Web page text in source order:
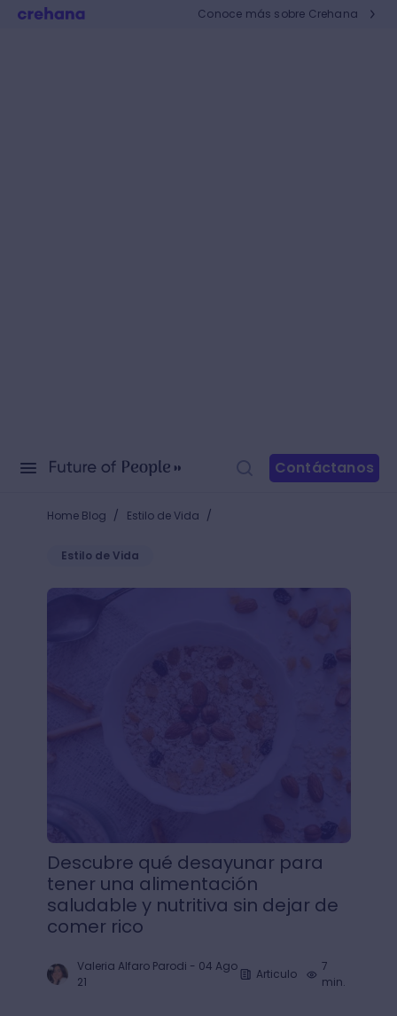
Conoce más sobre Crehana
Contáctanos
Home Blog / Estilo de Vida /
Estilo de Vida
Descubre qué desayunar para tener una
Descubre qué desayunar para
tener una alimentación
saludable y nutritiva sin dejar de
comer rico
Valeria Alfaro Parodi - 04 Ago
21
Articulo
7
min.